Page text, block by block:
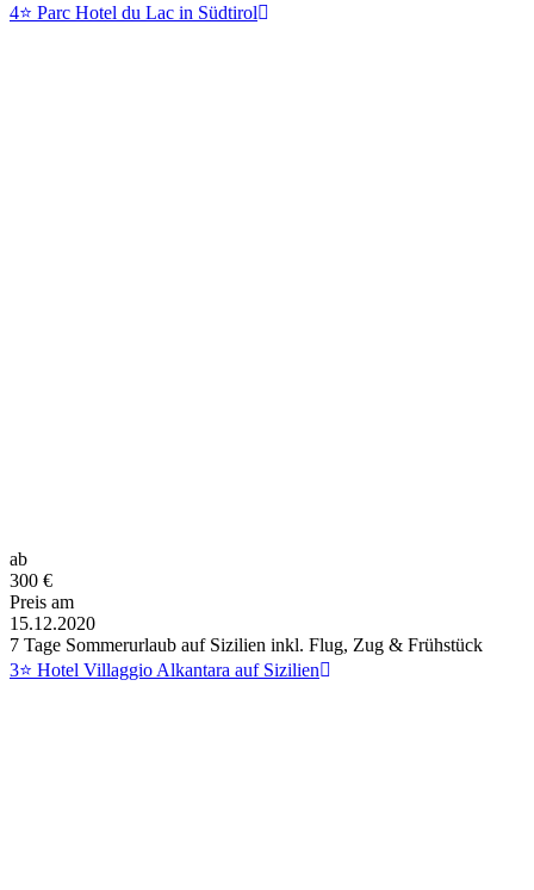
4⭐ Parc Hotel du Lac in Südtirol
ab
300 €
Preis am
15.12.2020
7 Tage Sommerurlaub auf Sizilien inkl. Flug, Zug & Frühstück
3⭐ Hotel Villaggio Alkantara auf Sizilien